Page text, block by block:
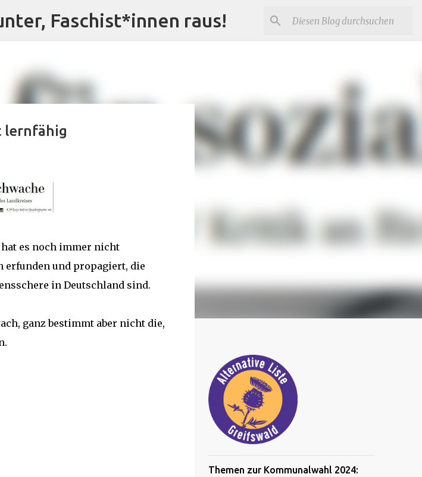
Hauptbereich
Faschist*innen raus!
lernfähig
es noch immer nicht
erfunden und propagiert, die
in Deutschland sind.
ganz bestimmt aber nicht die,
Themen zur Kommunalwahl 2024: